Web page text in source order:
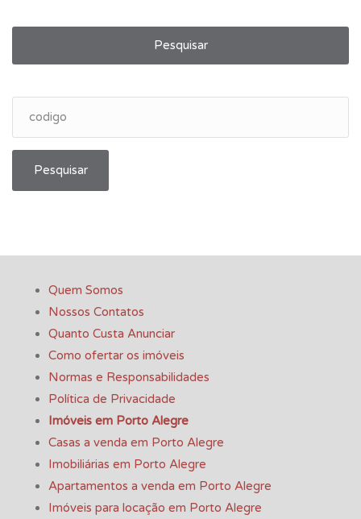
Pesquisar
Pesquisar
Quem Somos
Nossos Contatos
Quanto Custa Anunciar
Como ofertar os imóveis
Normas e Responsabilidades
Política de Privacidade
Imóveis em Porto Alegre
Casas a venda em Porto Alegre
Imobiliárias em Porto Alegre
Apartamentos a venda em Porto Alegre
Imóveis para locação em Porto Alegre